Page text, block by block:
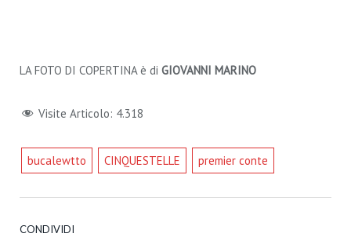
LA FOTO DI COPERTINA è di GIOVANNI MARINO
Visite Articolo: 4.318
bucalewtto CINQUESTELLE premier conte
CONDIVIDI